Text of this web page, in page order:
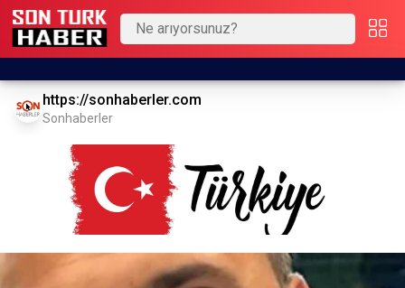
https://sonhaberler.com
Sonhaberler